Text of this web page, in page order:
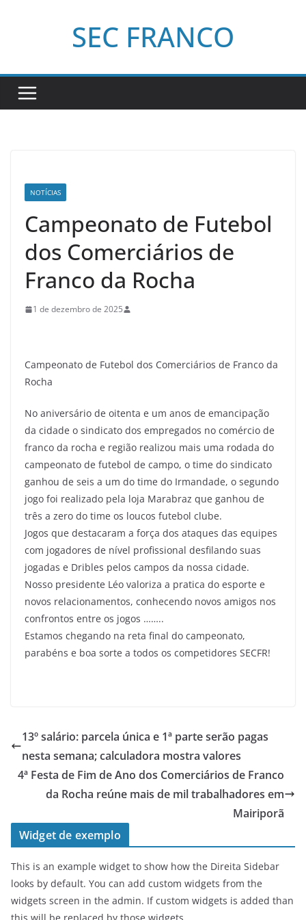
SEC FRANCO
NOTÍCIAS
Campeonato de Futebol
dos Comerciários de
Franco da Rocha
1 de dezembro de 2025
Campeonato de Futebol dos Comerciários de Franco da
Rocha
No aniversário de oitenta e um anos de emancipação
da cidade o sindicato dos empregados no comércio de
franco da rocha e região realizou mais uma rodada do
campeonato de futebol de campo, o time do sindicato
ganhou de seis a um do time do Irmandade, o segundo
jogo foi realizado pela loja Marabraz que ganhou de
três a zero do time os loucos futebol clube.
Jogos que destacaram a força dos ataques das equipes
com jogadores de nível profissional desfilando suas
jogadas e Dribles pelos campos da nossa cidade.
Nosso presidente Léo valoriza a pratica do esporte e
novos relacionamentos, conhecendo novos amigos nos
confrontos entre os jogos ……..
Estamos chegando na reta final do campeonato,
parabéns e boa sorte a todos os competidores SECFR!
13º salário: parcela única e 1ª parte serão pagas
nesta semana; calculadora mostra valores
4ª Festa de Fim de Ano dos Comerciários de Franco
da Rocha reúne mais de mil trabalhadores em
Mairiporã
Widget de exemplo
This is an example widget to show how the Direita Sidebar
looks by default. You can add custom widgets from the
widgets screen in the admin. If custom widgets is added than